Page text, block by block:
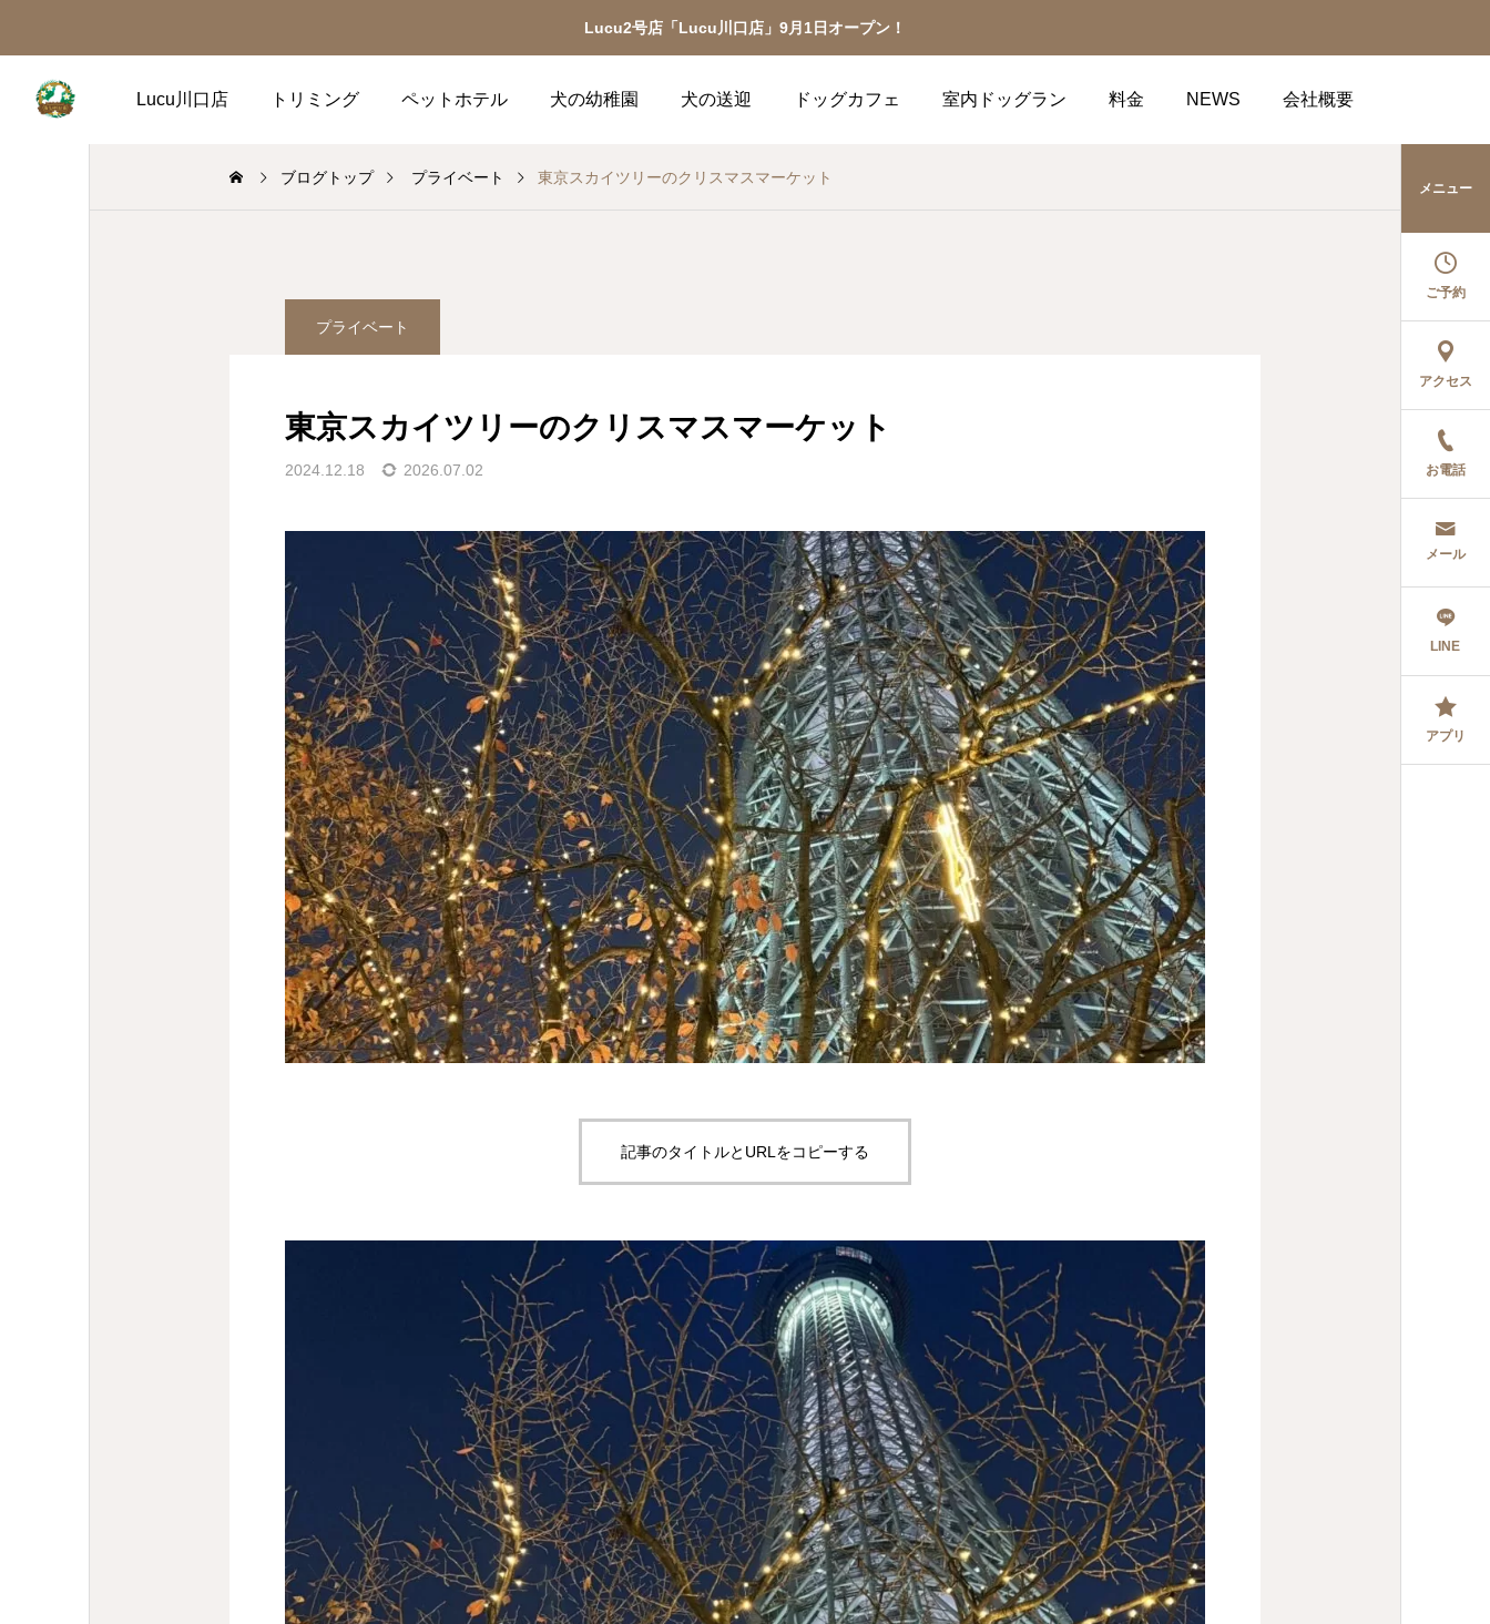
Lucu2号店「Lucu川口店」9月1日オープン！
Lucu川口店 トリミング ペットホテル 犬の幼稚園 犬の送迎 ドッグカフェ 室内ドッグラン 料金 NEWS 会社概要
メニュー
ご予約
アクセス
お電話
メール
LINE
アプリ
ブログトップ プライベート 東京スカイツリーのクリスマスマーケット
プライベート
東京スカイツリーのクリスマスマーケット
2024.12.18 2026.07.02
記事のタイトルとURLをコピーする